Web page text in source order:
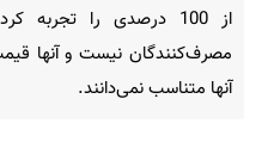
از 100 درصدی را
مصرف‌کنندگان نیست و آنها
آنها متناسب نمی‌دانند.